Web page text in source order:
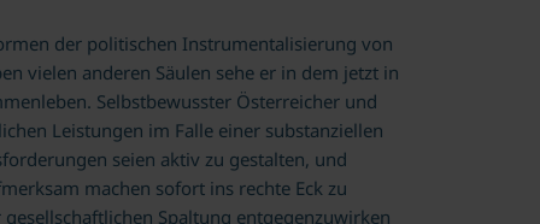
der politischen Instrumentalisierung von
vielen anderen Säulen sehe er in dem jetzt in
Selbstbewusster Österreicher und
Leistungen im Falle einer substanziellen
seien aktiv zu gestalten, und
machen sofort ins rechte Eck zu
Spaltung entgegenzuwirken